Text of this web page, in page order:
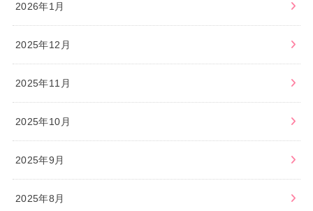
2026年1月
2025年12月
2025年11月
2025年10月
2025年9月
2025年8月